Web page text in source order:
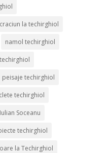
la techirghiol
namol techirghiol
peisaje techirghiol
techirghiol
Soceanu
techirghiol
la Techirghiol